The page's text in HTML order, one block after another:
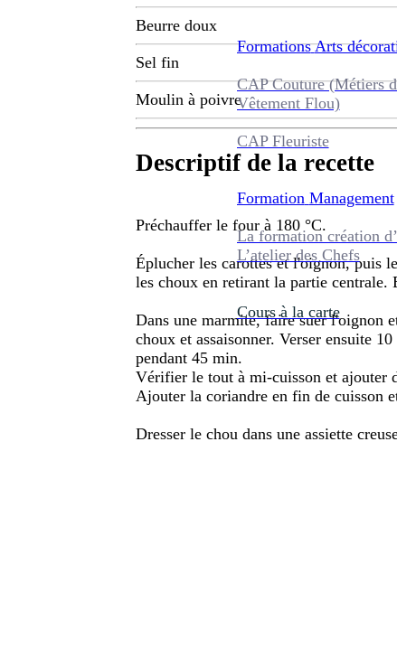
Formations Arts
CAP Couture (Métiers
Vêtement Flou)
CAP Fleuriste
Formation Management
La formation création
L’atelier des Chefs
Cours à la carte
Beurre doux
Sel fin
Moulin à poivre
Descriptif de la recette
Préchauffer le four à 180 °C.
Éplucher les carottes et l'oignon, puis
les choux en retirant la partie
Dans une marmite, faire suer l'oignon
choux et assaisonner. Verser ensuite
pendant 45 min.
Vérifier le tout à mi-cuisson et ajouter
Ajouter la coriandre en fin de cuisson
Dresser le chou dans une assiette